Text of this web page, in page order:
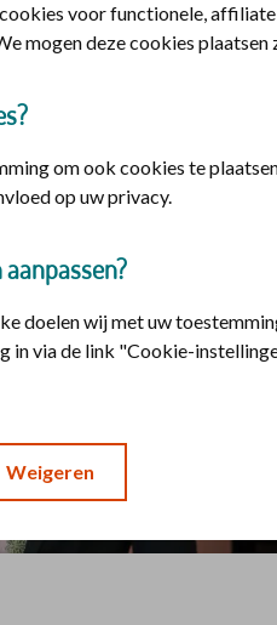
voor functionele,
mogen deze cookies
om ook cookies te
op uw privacy.
doelen wij met uw
in via de link "Cookie-
Weigeren